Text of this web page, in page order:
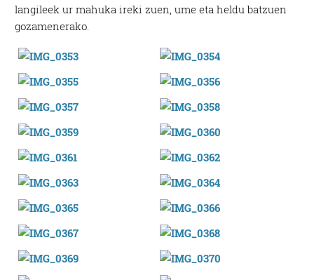
langileek ur mahuka ireki zuen, ume eta heldu batzuen
gozamenerako.